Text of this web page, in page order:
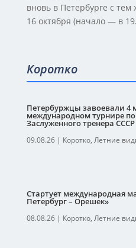
вновь в Петербурге с
16 октября (начало — в
Коротко
Петербуржцы завоевали 4
международном турнире
Заслуженного тренера
09.08.26| Коротко, Летние
Стартует международная
Петербург – Орешек»
08.08.26| Коротко, Летние